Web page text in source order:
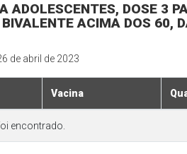
ADOLESCENTES, DOSE 3
ACIMA DOS 60,
de abril de 2023
Vacina
encontrado.